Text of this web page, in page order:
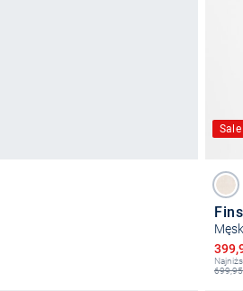
Sale
699,95